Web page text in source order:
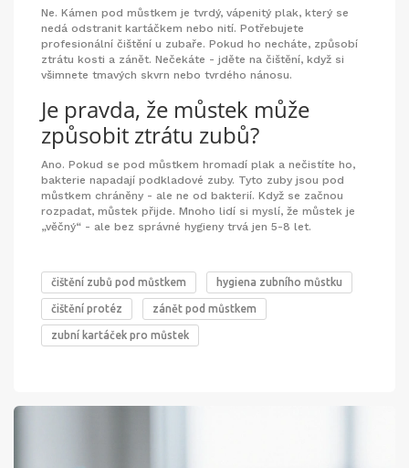
Ne. Kámen pod můstkem je tvrdý, vápenitý plak, který se
nedá odstranit kartáčkem nebo nití. Potřebujete
profesionální čištění u zubaře. Pokud ho necháte, způsobí
ztrátu kosti a zánět. Nečekáte - jděte na čištění, když si
všimnete tmavých skvrn nebo tvrdého nánosu.
Je pravda, že můstek může
způsobit ztrátu zubů?
Ano. Pokud se pod můstkem hromadí plak a nečistíte ho,
bakterie napadají podkladové zuby. Tyto zuby jsou pod
můstkem chráněny - ale ne od bakterií. Když se začnou
rozpadat, můstek přijde. Mnoho lidí si myslí, že můstek je
„věčný“ - ale bez správné hygieny trvá jen 5-8 let.
čištění zubů pod můstkem hygiena zubního můstku
čištění protéz zánět pod můstkem
zubní kartáček pro můstek